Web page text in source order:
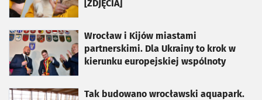
[ZDJĘCIA]
Wrocław i Kijów miastami
partnerskimi. Dla Ukrainy to krok w
kierunku europejskiej wspólnoty
otworzy się w nowej karcie
Tak budowano wrocławski aquapark.
otworzy się w nowej karcie